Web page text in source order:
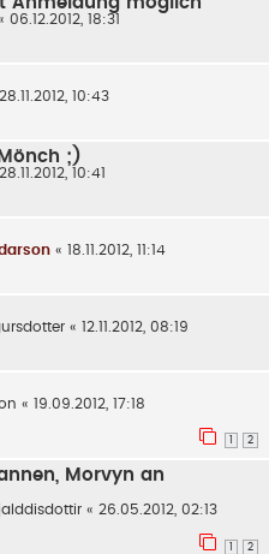
06.12.2012, 18:31
28.11.2012, 10:43
;)
28.11.2012, 10:41
« 18.11.2012, 11:14
« 12.11.2012, 08:19
« 19.09.2012, 17:18
2
Morvyn an
« 26.05.2012, 02:13
2